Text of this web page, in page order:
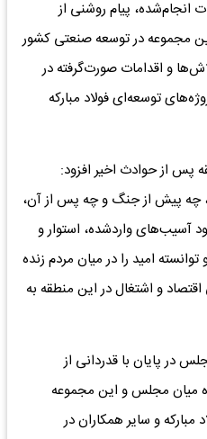
انجام‌شده، پیام روشنی از
مجموعه در توسعه صنعتی کشور
و اقدامات صورت‌گرفته در
توسعه‌ای فولاد مبارکه
پس از حوادث اخیر افزود:
چه پیش از جنگ و چه پس از آن،
آسیب‌های واردشده، استوار و
امید را در میان مردم زنده
اقتصاد و اشتغال در این منطقه به
در پایان با قدردانی از
میان مجلس و این مجموعه
مبارکه و سایر همکاران در